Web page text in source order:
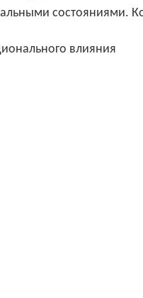
состояниями.
влияния